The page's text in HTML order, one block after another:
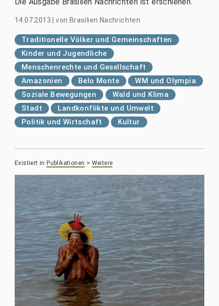
14.07.2013 |von Brasilien Nachrichten
Traditionelle Völker und Gemeinschaften
Kinder und Jugendliche
Menschenrechte und Gesellschaft
Amazonien
Belo Monte
WM und Olympia
Soziale Bewegungen
Wald und Klima
Stadt
Landkonflikte und Umwelt
Politik und Wirtschaft
Kultur
Existiert in Publikationen > Weitere